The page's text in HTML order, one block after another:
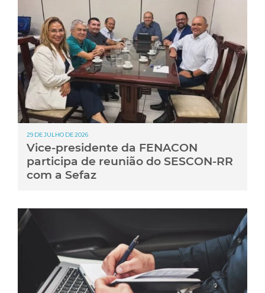
29 DE JULHO DE 2026
Vice-presidente da FENACON
participa de reunião do SESCON-RR
com a Sefaz